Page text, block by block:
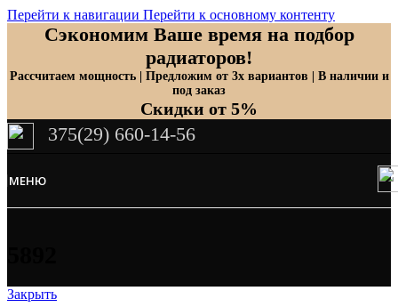
Перейти к навигации Перейти к основному контенту
Сэкономим Ваше время на подбор
радиаторов!
Рассчитаем мощность | Предложим от 3х вариантов | В наличии и
под заказ
Скидки от 5%
375(29) 660-14-56
МЕНЮ
Закрыть